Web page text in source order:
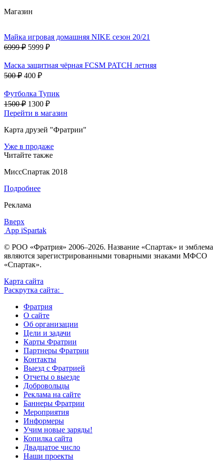
Магазин
Майка игровая домашняя NIKE сезон 20/21
6999 ₽ 5999 ₽
Маска защитная чёрная FCSM PATCH летняя
500 ₽ 400 ₽
Футболка Тупик
1500 ₽ 1300 ₽
Перейти в магазин
Карта друзей "Фратрии"
Уже в продаже
Читайте также
МиссСпартак 2018
Подробнее
Реклама
Вверх
App iSpartak
© РОО «Фратрия» 2006–2026. Название «Спартак» и эмблема
являются зарегистрированными товарными знаками МФСО
«Спартак».
Карта сайта
Раскрутка сайта:
Фратрия
О сайте
Об организации
Цели и задачи
Карты Фратрии
Партнеры Фратрии
Контакты
Выезд с Фратрией
Отчеты о выезде
Добровольцы
Реклама на сайте
Баннеры Фратрии
Мероприятия
Информеры
Учим новые заряды!
Копилка сайта
Двадцатое число
Наши проекты